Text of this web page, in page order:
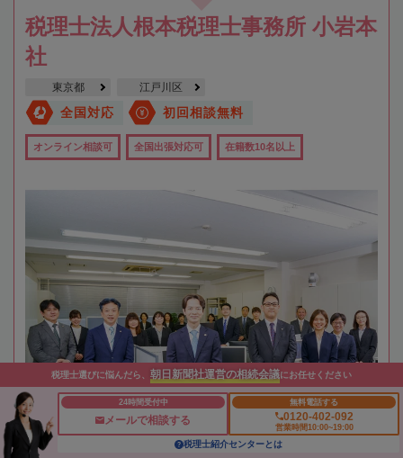
税理士法人根本税理士事務所 小岩本
社
東京都 江戸川区
全国対応 初回相談無料
オンライン相談可 全国出張対応可 在籍数10名以上
税理士選びに悩んだら、 朝日新聞社運営の相続会議にお任せください
24時間受付中
メールで相談する
無料電話する
0120-402-092
営業時間10:00~19:00
税理士紹介センターとは